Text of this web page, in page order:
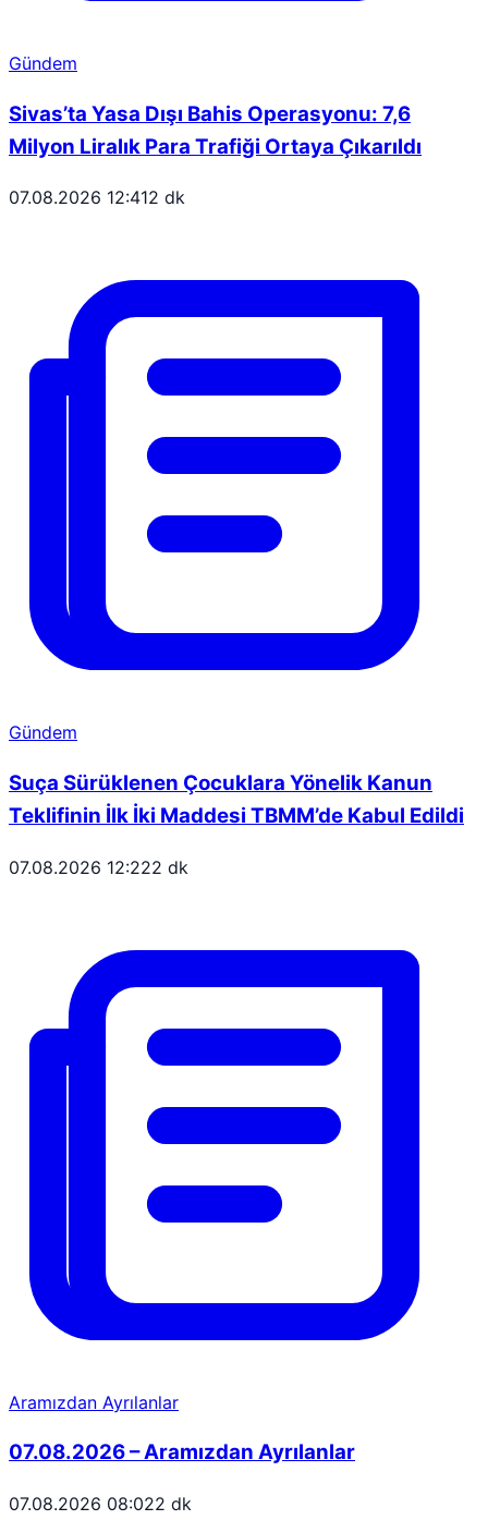
Gündem
Sivas’ta Yasa Dışı Bahis Operasyonu: 7,6
Milyon Liralık Para Trafiği Ortaya Çıkarıldı
07.08.2026 12:412 dk
Gündem
Suça Sürüklenen Çocuklara Yönelik Kanun
Teklifinin İlk İki Maddesi TBMM’de Kabul Edildi
07.08.2026 12:222 dk
Aramızdan Ayrılanlar
07.08.2026 – Aramızdan Ayrılanlar
07.08.2026 08:022 dk